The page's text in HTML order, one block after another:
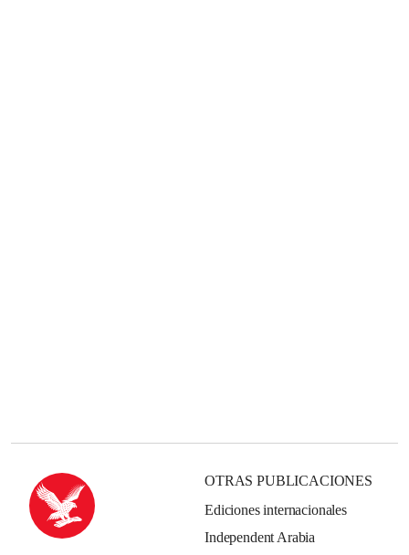
OTRAS PUBLICACIONES
Ediciones internacionales
Independent Arabia